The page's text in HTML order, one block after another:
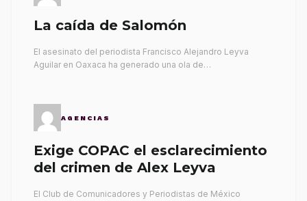
La caída de Salomón
El asesinato del periodista Francisco Alejandro Leyva
Aguilar en Oaxaca ha generado una ola de…
AGENCIAS
Exige COPAC el esclarecimiento
del crimen de Alex Leyva
El Club de Comunicadores y Periodistas de México